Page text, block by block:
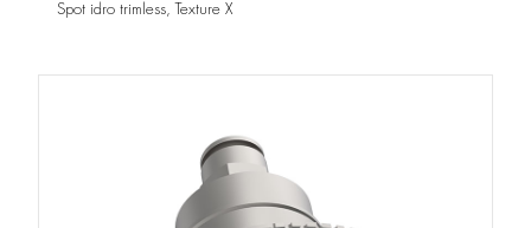
Spot idro trimless, Texture X